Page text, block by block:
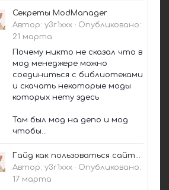
Секреты ModManager
Автор: y3r1xxx · Опубликовано:
21 марта
Почему никто не сказал что в
мод менеджере можно
соединиться с библиотеками
и скачать некоторые моды
которых нету здесь
Там был мод на депо и мод
чтобы...
Гайд как пользоваться сайтом в 2026 [АКТУАЛЬНО✅]
Автор: y3r1xxx · Опубликовано:
17 марта